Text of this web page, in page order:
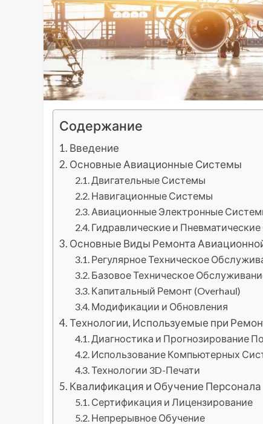
Содержание
Введение
Основные Авиационные Системы
Двигательные Системы
Навигационные Системы
Авиационные Электронные
Гидравлические и
Основные Виды Ремонта
Регулярное Техническое
Базовое Техническое
Капитальный Ремонт (Overhaul)
Модификации и Обновления
Технологии, Используемые при
Диагностика и Прогнозирование
Использование Компьютерных
Технологии 3D-Печати
Квалификация и Обучение Персонала
Сертификация и Лицензирование
Непрерывное Обучение